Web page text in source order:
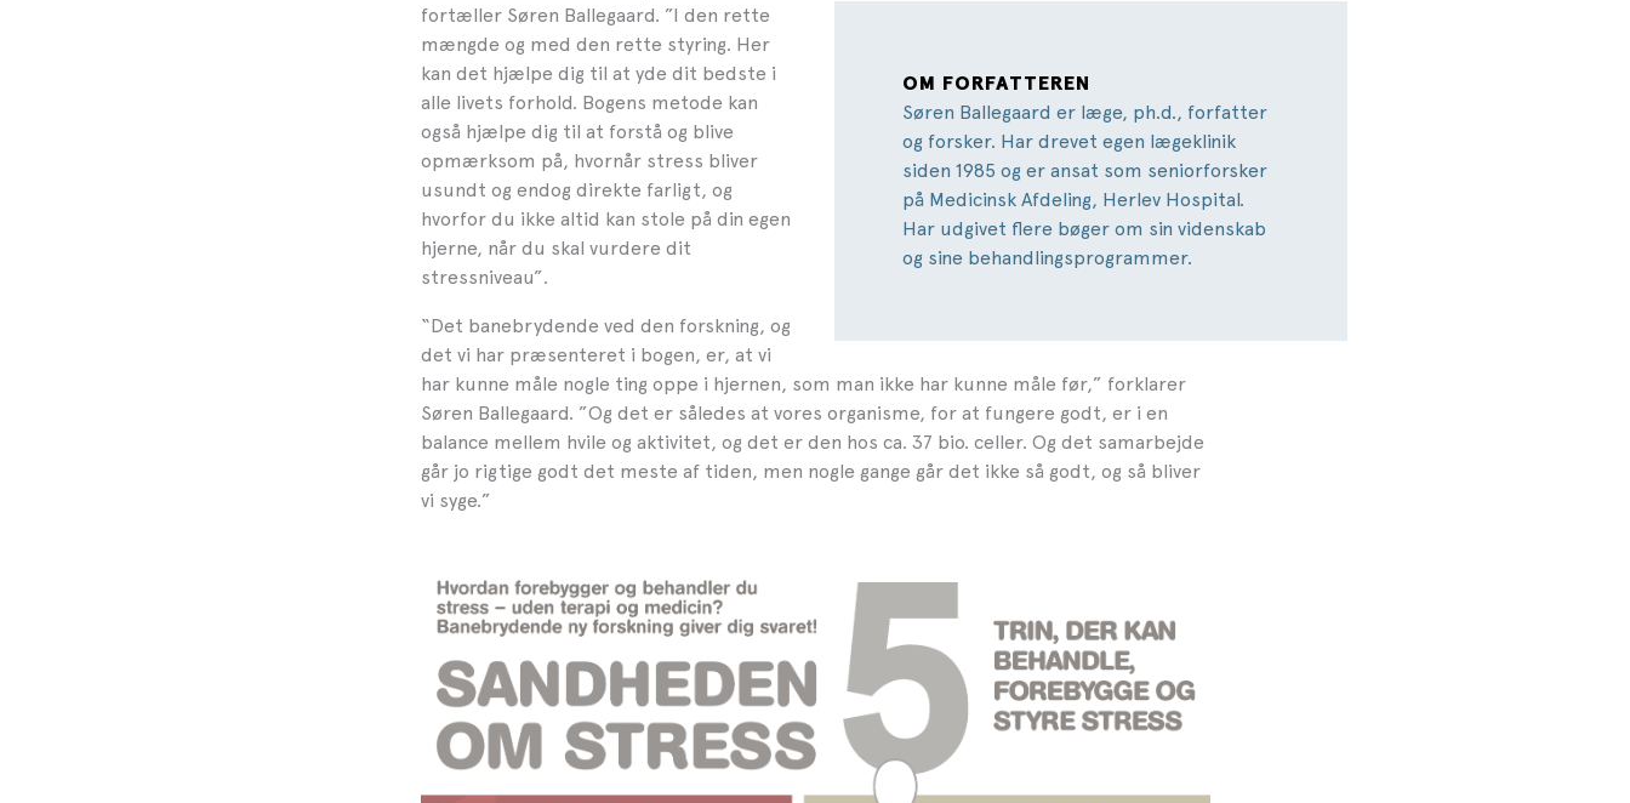
OM FORFATTEREN
Søren Ballegaard er læge, ph.d., forfatter
og forsker. Har drevet egen lægeklinik
siden 1985 og er ansat som seniorforsker
på Medicinsk Afdeling, Herlev Hospital.
Har udgivet flere bøger om sin videnskab
og sine behandlingsprogrammer.
fortæller Søren Ballegaard. ”I den rette
mængde og med den rette styring. Her
kan det hjælpe dig til at yde dit bedste i
alle livets forhold. Bogens metode kan
også hjælpe dig til at forstå og blive
opmærksom på, hvornår stress bliver
usundt og endog direkte farligt, og
hvorfor du ikke altid kan stole på din egen
hjerne, når du skal vurdere dit
stressniveau”.
“Det banebrydende ved den forskning, og
det vi har præsenteret i bogen, er, at vi
har kunne måle nogle ting oppe i hjernen, som man ikke har kunne måle før,” forklarer
Søren Ballegaard. ”Og det er således at vores organisme, for at fungere godt, er i en
balance mellem hvile og aktivitet, og det er den hos ca. 37 bio. celler. Og det samarbejde
går jo rigtige godt det meste af tiden, men nogle gange går det ikke så godt, og så bliver
vi syge.”